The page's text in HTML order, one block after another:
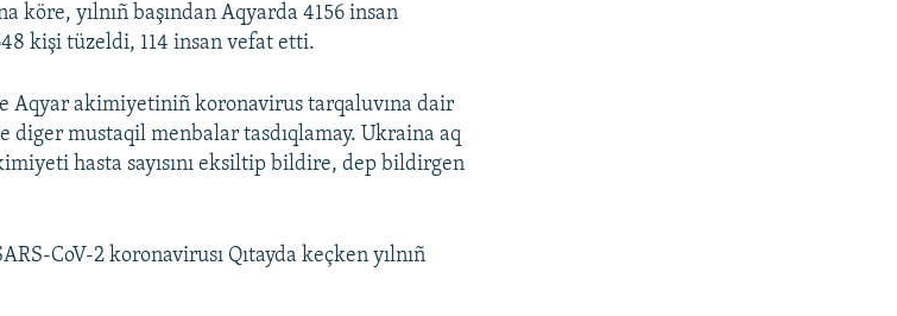
köre, yılnıñ başından Aqyarda 4156 insan
kişi tüzeldi, 114 insan vefat etti.
Aqyar akimiyetiniñ koronavirus tarqaluvına dair
diger mustaqil menbalar tasdıqlamay. Ukraina aq
hasta sayısını eksiltip bildire, dep bildirgen
CoV-2 koronavirusı Qıtayda keçken yılnıñ